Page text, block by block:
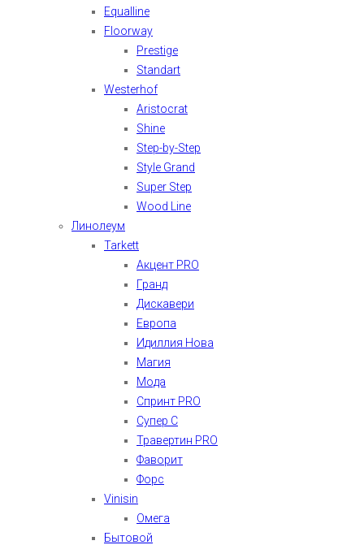
Equalline
Floorway
Prestige
Standart
Westerhof
Aristocrat
Shine
Step-by-Step
Style Grand
Super Step
Wood Line
Линолеум
Tarkett
Акцент PRO
Гранд
Дискавери
Европа
Идиллия Нова
Магия
Мода
Спринт PRO
Супер С
Травертин PRO
Фаворит
Форс
Vinisin
Омега
Бытовой